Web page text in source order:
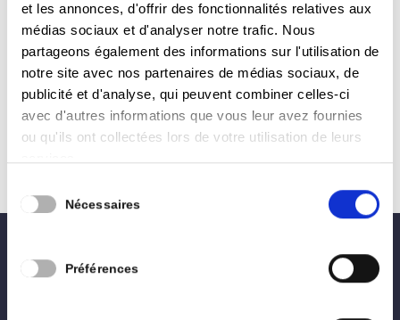
et les annonces, d'offrir des fonctionnalités relatives aux
médias sociaux et d'analyser notre trafic. Nous
partageons également des informations sur l'utilisation de
notre site avec nos partenaires de médias sociaux, de
publicité et d'analyse, qui peuvent combiner celles-ci
avec d'autres informations que vous leur avez fournies
ou qu'ils ont collectées lors de votre utilisation de leurs
Nécessaires
Préférences
Communal
Information sur l’Opération de Développement
Rural d’Arlon Processus participatif qui sera
encadré par la Fondation Rurale de Wallonie.
C’est une démarche communale qui repose sur
la participation continue des citoyens avec une
réflexion globale sur...
0496 02 27 28